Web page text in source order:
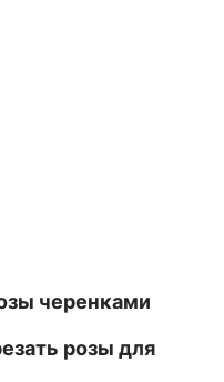
черенками
розы для